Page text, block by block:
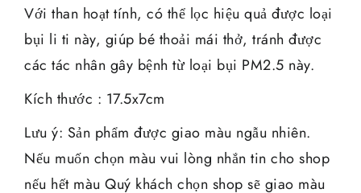
Với than hoạt tính, có thể lọc hiệu quả được loại
bụi li ti này, giúp bé thoải mái thở, tránh được
các tác nhân gây bệnh từ loại bụi PM2.5 này.
Kích thước : 17.5x7cm
Lưu ý: Sản phẩm được giao màu ngẫu nhiên.
Nếu muốn chọn màu vui lòng nhắn tin cho shop
nếu hết màu Quý khách chọn shop sẽ giao màu